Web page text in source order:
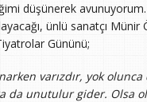
düşünerek avunuyorum.
ünlü sanatçı
Gününü;
varızdır, yok
da unutulur gider. Olsa